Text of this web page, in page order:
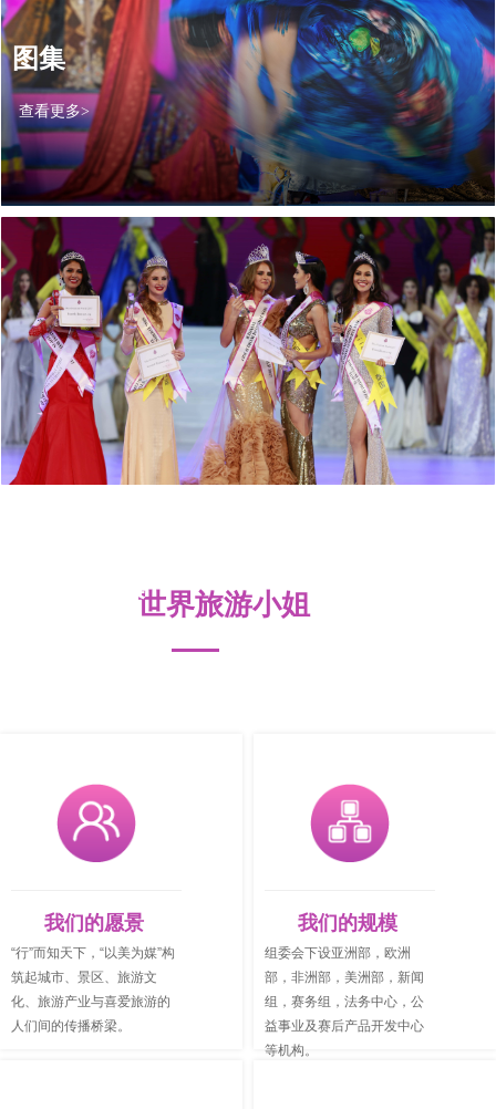
我们的愿景
“行”而知天下，“以美为媒”构
筑起城市、景区、旅游文
化、旅游产业与喜爱旅游的
人们间的传播桥梁。
我们的规模
组委会下设亚洲部，欧洲
部，非洲部，美洲部，新闻
组，赛务组，法务中心，公
益事业及赛后产品开发中心
等机构。
世界旅游小姐
查看更多>
图集
名观众观赛